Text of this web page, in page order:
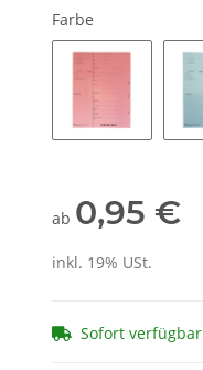
Farbe
ab 0,95 €
inkl. 19% USt.
Sofort verfügbar